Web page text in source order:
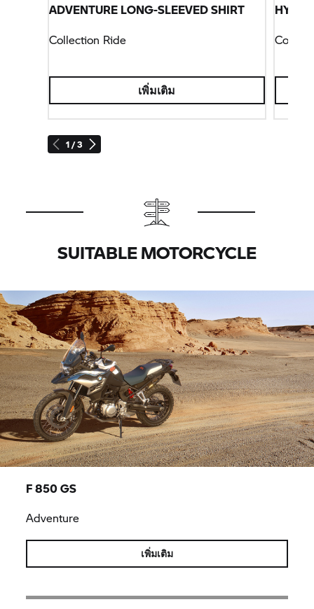
1 / 3
ADVENTURE LONG-SLEEVED SHIRT
Collection Ride
เพิ่มเติม
SUITABLE MOTORCYCLE
F 850 GS
Adventure
เพิ่มเติม